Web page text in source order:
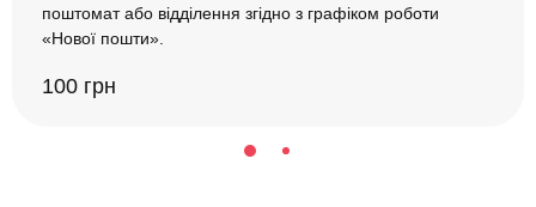
поштомат або відділення згідно з графіком роботи
«Нової пошти».
100 грн